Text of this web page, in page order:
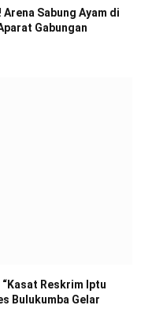
Sabung Ayam di
Gabungan
Reskrim Iptu
Bulukumba Gelar